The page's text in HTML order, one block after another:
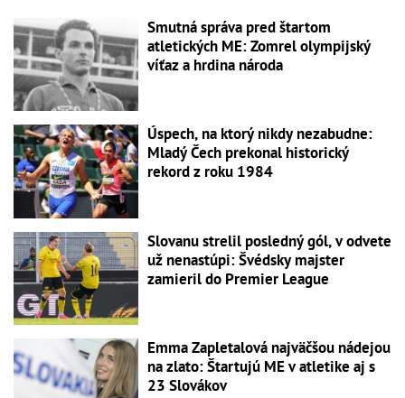
Smutná správa pred štartom
atletických ME: Zomrel olympijský
víťaz a hrdina národa
Úspech, na ktorý nikdy nezabudne:
Mladý Čech prekonal historický
rekord z roku 1984
Slovanu strelil posledný gól, v odvete
už nenastúpi: Švédsky majster
zamieril do Premier League
Emma Zapletalová najväčšou nádejou
na zlato: Štartujú ME v atletike aj s
23 Slovákov